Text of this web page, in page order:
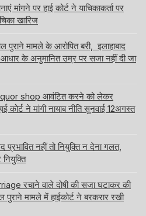
पर हाई कोर्ट ने याचिकाकर्ता पर
खारिज
मामले के आरोपित बरी, इलाहाबाद
आधार के अनुमानित उम्र पर सजा नहीं दी जा
Liquor shop आवंटित करने को लेकर
ने मांगी नायाब नीति सुनवाई 12अगस्त
नहीं तो नियुक्ति न देना गलत,
रचाने वाले दोषी की सजा घटाकर की
मामले में हाईकोर्ट ने बरकरार रखी